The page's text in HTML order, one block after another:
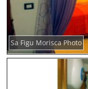
Sa Figu Morisca Photo